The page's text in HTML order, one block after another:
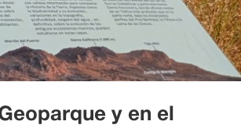
y en el